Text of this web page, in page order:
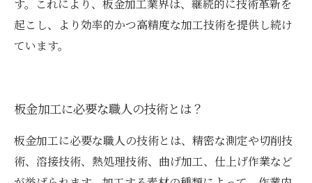
す。これにより、板金加工業界は、継続的に技術革新を
起こし、より効率的かつ高精度な加工技術を提供し続け
ています。
板金加工に必要な職人の技術とは？
板金加工に必要な職人の技術とは、精密な測定や切削技
術、溶接技術、熱処理技術、曲げ加工、仕上げ作業など